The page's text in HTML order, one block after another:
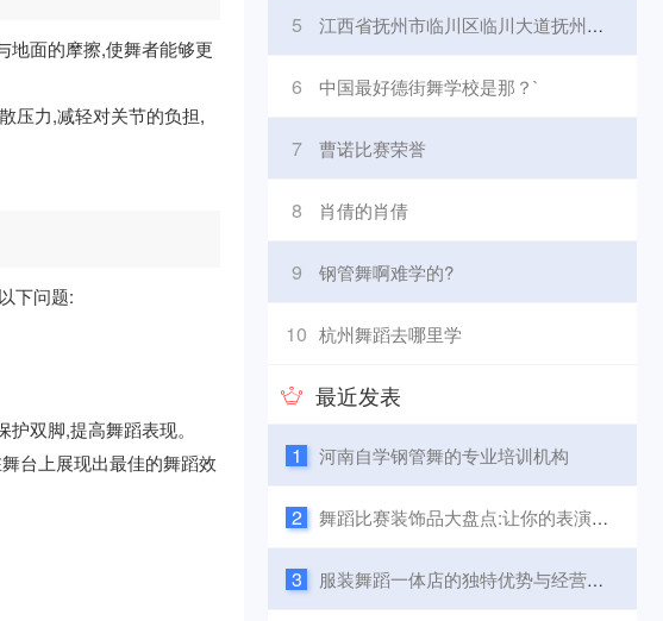
地面的摩擦,使舞者能够更
压力,减轻对关节的负担,
下问题:
双脚,提高舞蹈表现。
台上展现出最佳的舞蹈效
5 江西省抚州市临川区临川大道抚州市体育运动学校怎么样啊？
6 中国最好德街舞学校是那？`
7 曹诺比赛荣誉
8 肖倩的肖倩
9 钢管舞啊难学的?
10 杭州舞蹈去哪里学
最近发表
1 河南自学钢管舞的专业培训机构
2 舞蹈比赛装饰品大盘点:让你的表演更出彩
3 服装舞蹈一体店的独特优势与经营策略